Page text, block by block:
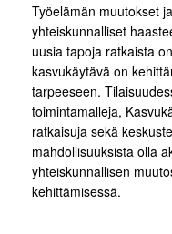
Työelämän muutokset
yhteiskunnalliset
uusia tapoja ratkaista
kasvukäytävä on
tarpeeseen.
toimintamalleja,
ratkaisuja sekä
mahdollisuuksista olla
yhteiskunnallisen
kehittämisessä.